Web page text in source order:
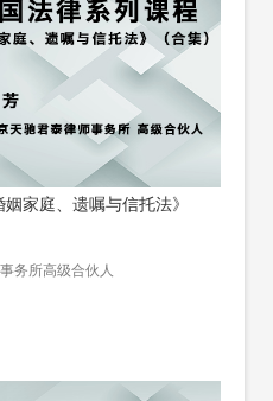
家庭、遗嘱与信托法》
务所高级合伙人